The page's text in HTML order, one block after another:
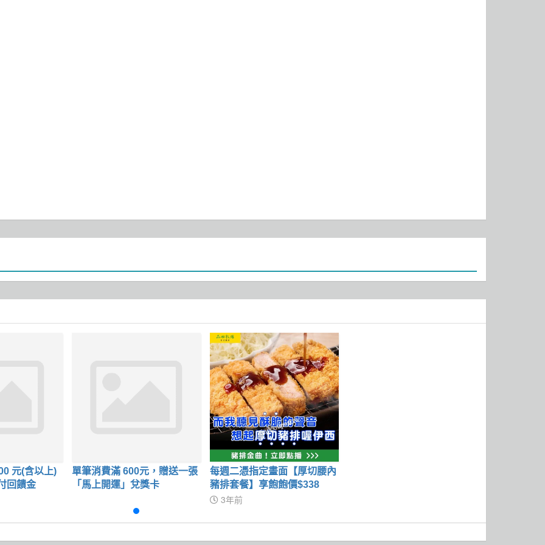
元(含以上)
回饋金
單筆消費滿 600元，贈送一張
「馬上開運」兌獎卡
每週二憑指定畫面【厚切腰內
豬排套餐】享飽飽價$338
3年前